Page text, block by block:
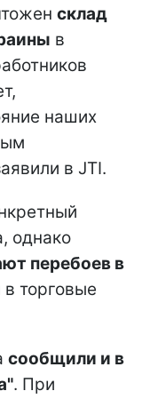
склад
в
наших
в JTI.
однако
перебоев в
торговые
сообщили и в
. При